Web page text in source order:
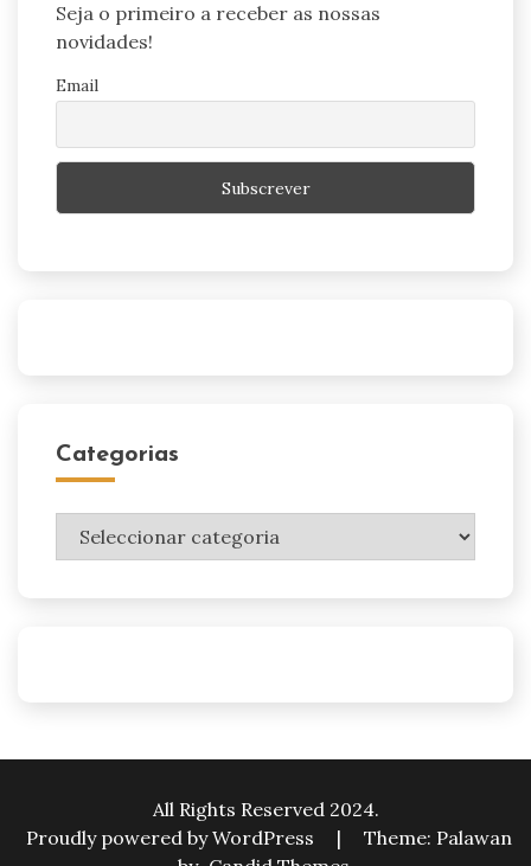
Seja o primeiro a receber as nossas
novidades!
Email
Categorias
Categorias
All Rights Reserved 2024.
Proudly powered by WordPress
|
Theme: Palawan